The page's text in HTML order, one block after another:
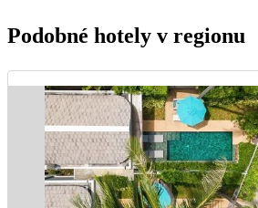
Podobné hotely v regionu